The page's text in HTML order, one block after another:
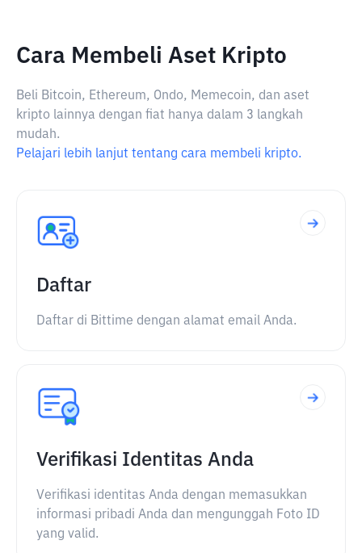
Cara Membeli Aset Kripto
Beli Bitcoin, Ethereum, Ondo, Memecoin, dan aset
kripto lainnya dengan fiat hanya dalam 3 langkah
mudah.
Pelajari lebih lanjut tentang cara membeli kripto.
Daftar
Daftar di Bittime dengan alamat email Anda.
Verifikasi Identitas Anda
Verifikasi identitas Anda dengan memasukkan
informasi pribadi Anda dan mengunggah Foto ID
yang valid.